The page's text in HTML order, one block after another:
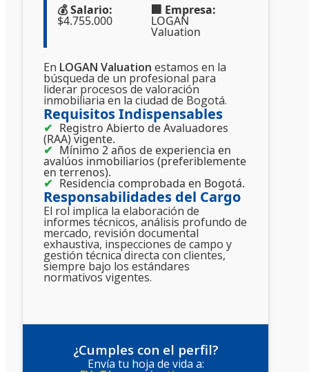
💰 Salario:
$4.755.000
🏢 Empresa:
LOGAN
Valuation
En LOGAN Valuation estamos en la
búsqueda de un profesional para
liderar procesos de valoración
inmobiliaria en la ciudad de Bogotá.
Requisitos Indispensables
Registro Abierto de Avaluadores
(RAA) vigente.
Mínimo 2 años de experiencia en
avalúos inmobiliarios (preferiblemente
en terrenos).
Residencia comprobada en Bogotá.
Responsabilidades del Cargo
El rol implica la elaboración de
informes técnicos, análisis profundo de
mercado, revisión documental
exhaustiva, inspecciones de campo y
gestión técnica directa con clientes,
siempre bajo los estándares
normativos vigentes.
¿Cumples con el perfil?
Envía tu hoja de vida a: